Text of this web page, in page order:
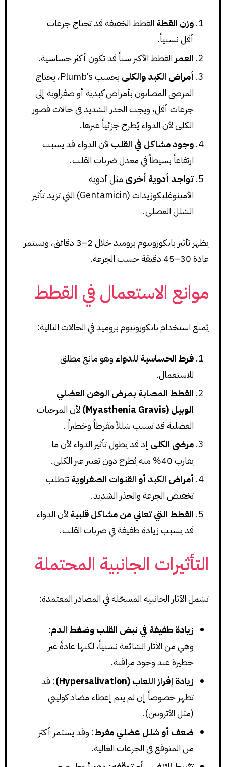
وزن القطة القطط الخفيفة قد تحتاج جرعات
أقل نسبياً.
العمر القطط الأكبر سناً قد تكون أكثر حساسية.
أمراض الكبد والكلى
بحسب Plumb’s، يحتاج
المرضى المصابون بأمراض كبدية أو صفراوية إلى
جرعات أقل، ويجب الحذر الشديد في حالات قصور
الكلى لأن الدواء يُطرح جزئياً عبرها.
وجود مشاكل في القلب لأن الدواء قد يسبب
ارتفاعاً بسيطاً في معدل ضربات القلب.
تواجد أدوية أخرى مثل أدوية
الأمينوغليكوزيدات (Gentamicin) التي تزيد تأثير
الشلل العضلي.
يظهر تأثير بانكورونيوم بروميد خلال 2–3 دقائق، ويستمر
عادة 30–45 دقيقة حسب الجرعة.
موانع الاستعمال في القطط
يُمنع استخدام بانكورونيوم بروميد في الحالات التالية:
فرط الحساسية للدواء وهو مانع مطلق
للاستعمال.
القطط المصابة بمرض الوهن العضلي
الوبيل (Myasthenia Gravis)
لأن المرخيات
العضلية قد تسبب شللاً مفرطاً وخطيراً .
مرضى الكلى إذ قد يطول تأثير الدواء لأن ما
يقارب 40% منه يُطرح دون تغيير عبر الكلى.
أمراض الكبد أو القنوات الصفراويةتتطلب
تخفيض الجرعة والحذر الشديد.
القطط التي تعاني من مشاكل قلبية لأن الدواء
قد يسبب زيادة طفيفة في ضربات القلب.
التأثيرات الجانبية المحتملة
تشمل الآثار الجانبية المسجّلة في المصادر المعتمدة:
زيادة طفيفة في نبض القلب وضغط الدم:
وهي من الآثار الشائعة نسبياً، لكنها عادةً غير
خطيرة عند وجود مراقبة.
زيادة إفراز اللعاب (Hypersalivation)
: قد
تظهر خصوصاً إن لم يتم إعطاء مضاد كوليني
(مثل الأتروبين).
ضعف أو شلل عضلي مفرط: وقد يستمر أكثر
من المتوقع في الجرعات العالية.